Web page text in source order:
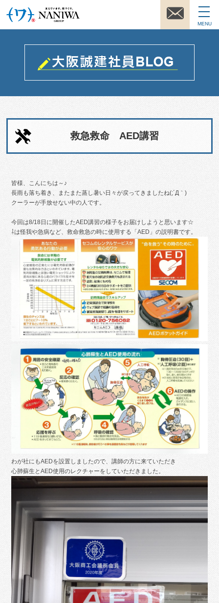
MENU
救急救命 AED講習
皆様、こんにちは～♪
長雨も落ち着き、またまた蒸し暑い日々が戻ってきましたね(;´Д｀)
クーラーが手放せない中の人です。
今回は8/18日に開催したAED講習の様子をお届けしようと思います☆
⇩は怪我や急病など、救命救急の時に使用する「AED」の説明書です。
わが社にもAEDを設置しましたので、講師の方に来ていただき
心肺蘇生とAED使用のレクチャーをしていただきました。